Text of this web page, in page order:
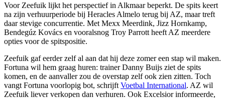
Voor Zeefuik lijkt het perspectief in Alkmaar beperkt. De spits keert
na zijn verhuurperiode bij Heracles Almelo terug bij AZ, maar treft
daar stevige concurrentie. Met Mexx Meerdink, Jizz Hornkamp,
Bendegúz Kovács en vooralsnog Troy Parrott heeft AZ meerdere
opties voor de spitspositie.
Zeefuik gaf eerder zelf al aan dat hij deze zomer een stap wil maken.
Fortuna wil hem graag huren: trainer Danny Buijs ziet de spits
komen, en de aanvaller zou de overstap zelf ook zien zitten. Toch
vangt Fortuna voorlopig bot, schrijft Voetbal International. AZ wil
Zeefuik liever verkopen dan verhuren. Ook Excelsior informeerde,